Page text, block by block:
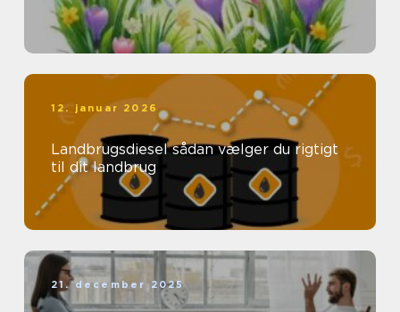
12. januar 2026
Landbrugsdiesel sådan vælger du rigtigt
til dit landbrug
21. december 2025